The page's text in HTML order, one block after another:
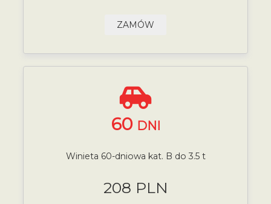
ZAMÓW
60 DNI
Winieta 60-dniowa kat. B do 3.5 t
208 PLN